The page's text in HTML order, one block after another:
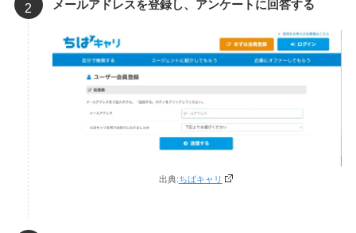
メールアドレスを登録し、アンケートに回答する
出典:ちばキャリ